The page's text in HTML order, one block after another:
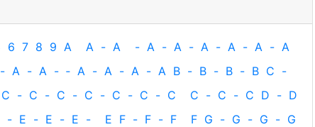
6 7 8 9 A A - A - A - A - A - A - A - A
- A - A - ‐ A - A - A - A B - B - B - B C -
C - C - C - C - C - C - C C - C - C D - D
- E - E - E - E F - F - F F G - G - G - G